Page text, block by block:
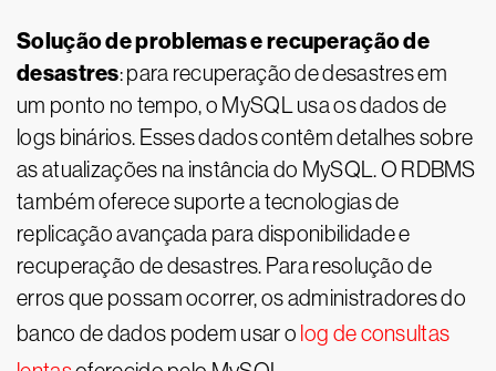
Solução de problemas e recuperação de
desastres: para recuperação de desastres em
um ponto no tempo, o MySQL usa os dados de
logs binários. Esses dados contêm detalhes sobre
as atualizações na instância do MySQL. O RDBMS
também oferece suporte a tecnologias de
replicação avançada para disponibilidade e
recuperação de desastres. Para resolução de
erros que possam ocorrer, os administradores do
banco de dados podem usar o log de consultas